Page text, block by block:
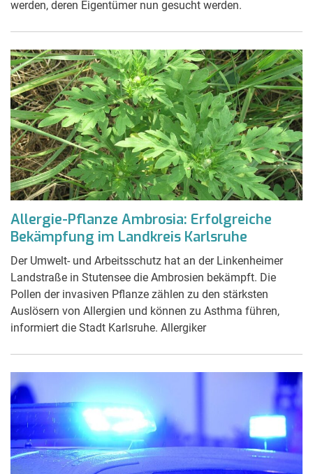
werden, deren Eigentümer nun gesucht werden.
Allergie-Pflanze Ambrosia: Erfolgreiche
Bekämpfung im Landkreis Karlsruhe
Der Umwelt- und Arbeitsschutz hat an der Linkenheimer
Landstraße in Stutensee die Ambrosien bekämpft. Die
Pollen der invasiven Pflanze zählen zu den stärksten
Auslösern von Allergien und können zu Asthma führen,
informiert die Stadt Karlsruhe. Allergiker